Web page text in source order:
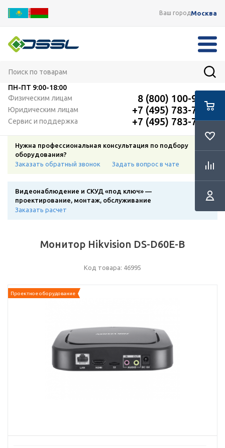
Ваш городМосква
ПН-ПТ 9:00-18:00
Физическим лицам
8 (800) 100-91-12
Юридическим лицам +7 (495) 783-72-87
Сервис и поддержка +7 (495) 783-72-87
Нужна профессиональная консультация по подбору
оборудования?
Заказать обратный звонок
Задать вопрос в чате
Видеонаблюдение и СКУД «под ключ» —
проектирование, монтаж, обслуживание
Заказать расчет
Монитор Hikvision DS-D60E-B
Код товара: 46995
Проектное оборудование